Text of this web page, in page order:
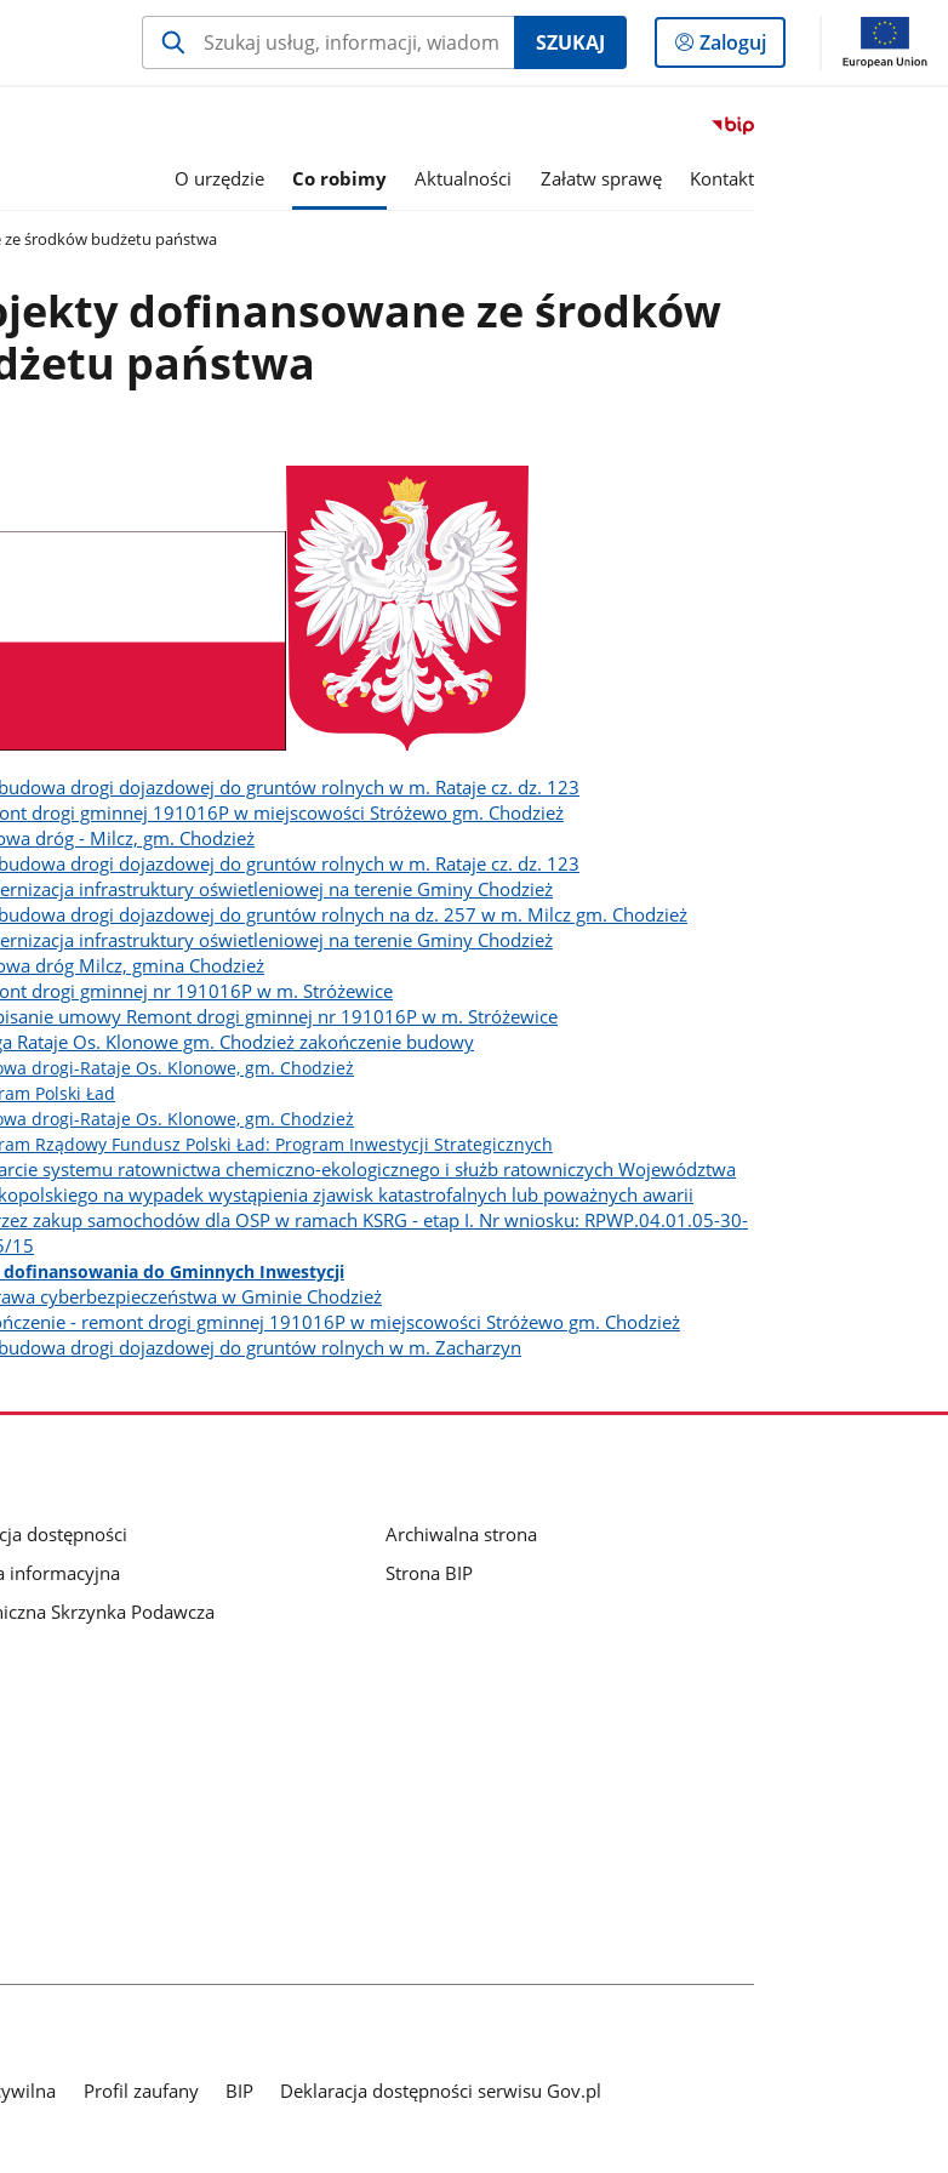
SZUKAJ
Logowanie
do
Zaloguj
Przejdź
serwisu
Chodzież
O urzędzie Co robimy Aktualności Załatw sprawę Kontakt
środków budżetu państwa
dofinansowane ze środków
państwa
drogi dojazdowej do gruntów rolnych w m. Rataje cz. dz. 123
drogi gminnej 191016P w miejscowości Stróżewo gm. Chodzież
dróg - Milcz, gm. Chodzież
drogi dojazdowej do gruntów rolnych w m. Rataje cz. dz. 123
infrastruktury oświetleniowej na terenie Gminy Chodzież
drogi dojazdowej do gruntów rolnych na dz. 257 w m. Milcz gm. Chodzież
infrastruktury oświetleniowej na terenie Gminy Chodzież
dróg Milcz, gmina Chodzież
drogi gminnej nr 191016P w m. Stróżewice
umowy Remont drogi gminnej nr 191016P w m. Stróżewice
Rataje Os. Klonowe gm. Chodzież zakończenie budowy
drogi-Rataje Os. Klonowe, gm. Chodzież
Polski Ład
drogi-Rataje Os. Klonowe, gm. Chodzież
Rządowy Fundusz Polski Ład: Program Inwestycji Strategicznych
systemu ratownictwa chemiczno-ekologicznego i służb ratowniczych Województwa
na wypadek wystąpienia zjawisk katastrofalnych lub poważnych awarii
zakup samochodów dla OSP w ramach KSRG - etap I. Nr wniosku: RPWP.04.01.05-30-
15
dofinansowania do Gminnych Inwestycji
cyberbezpieczeństwa w Gminie Chodzież
- remont drogi gminnej 191016P w miejscowości Stróżewo gm. Chodzież
drogi dojazdowej do gruntów rolnych w m. Zacharzyn
dostępności
informacyjna
Skrzynka Podawcza
Archiwalna strona
Strona BIP
Profil zaufany BIP
Deklaracja dostępności serwisu Gov.pl